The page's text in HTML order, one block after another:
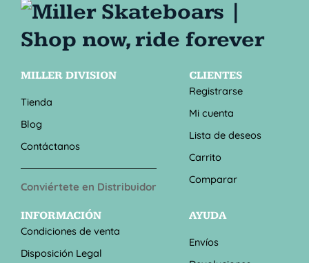
MILLER DIVISION
Tienda
Blog
Contáctanos
Conviértete en Distribuidor
CLIENTES
Registrarse
Mi cuenta
Lista de deseos
Carrito
Comparar
INFORMACIÓN
Condiciones de venta
Disposición Legal
AYUDA
Envíos